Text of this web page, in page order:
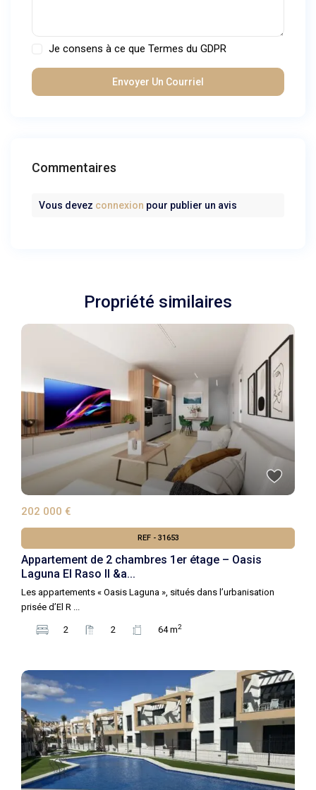
Je consens à ce queTermes du GDPR
Commentaires
Vous devez connexion pour publier un avis
Propriété similaires
202 000 €
REF - 31653
Appartement de 2 chambres 1er étage – Oasis
Laguna El Raso II &a...
Les appartements « Oasis Laguna », situés dans l’urbanisation
prisée d’El R
2 2 64 m2